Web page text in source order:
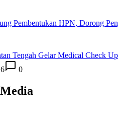
Pembentukan HPN, Dorong
Tengah Gelar Medical Check Up
0